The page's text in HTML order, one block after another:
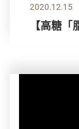
2020.12.15
【高糖「